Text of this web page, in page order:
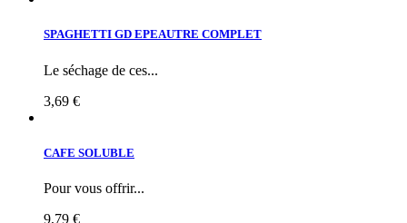
SPAGHETTI GD EPEAUTRE COMPLET
Le séchage de ces...
3,69 €
CAFE SOLUBLE
Pour vous offrir...
9,79 €